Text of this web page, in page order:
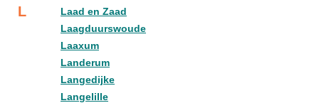
L
Laad en Zaad
Laagduurswoude
Laaxum
Landerum
Langedijke
Langelille